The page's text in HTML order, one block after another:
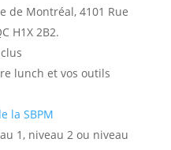
de Montréal, 4101 Rue
H1X 2B2.
lunch et vos outils
la SBPM
1, niveau 2 ou niveau